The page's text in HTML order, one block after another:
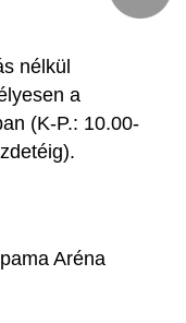
nélkül
a
(K-P.: 10.00-
Aréna